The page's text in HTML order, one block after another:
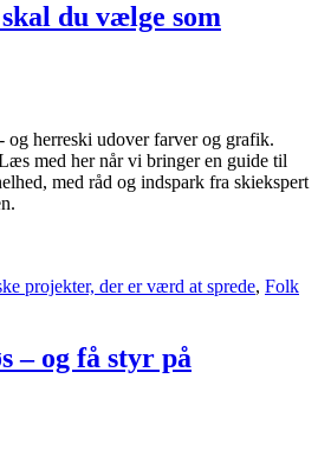
du vælge som
og herreski udover farver og grafik.
med her når vi bringer en guide til
med råd og indspark fra skiekspert
projekter, der er værd at sprede, Folk
– og få styr på